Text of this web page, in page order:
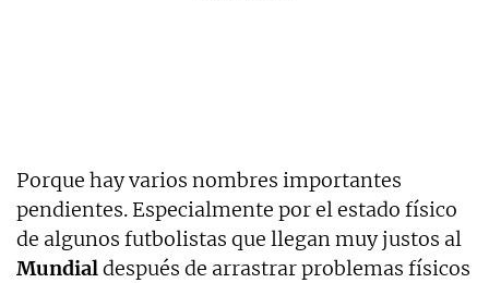
Porque hay varios nombres importantes
pendientes. Especialmente por el estado físico
de algunos futbolistas que llegan muy justos al
Mundialdespués de arrastrar problemas físicos